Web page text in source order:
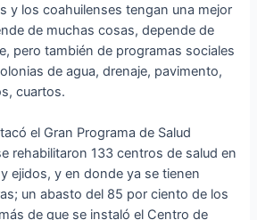
y los coahuilenses tengan una mejor
de muchas cosas, depende de
pero también de programas sociales
de agua, drenaje, pavimento,
cuartos.
el Gran Programa de Salud
rehabilitaron 133 centros de salud en
ejidos, y en donde ya se tienen
un abasto del 85 por ciento de los
de que se instaló el Centro de